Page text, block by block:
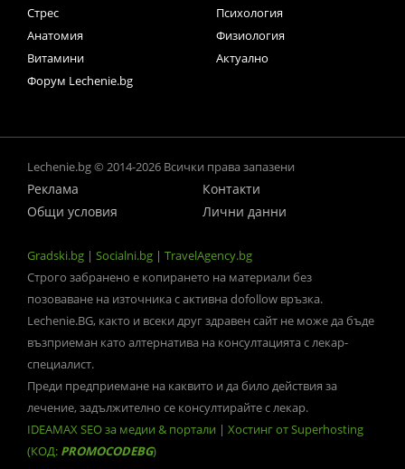
Стрес
Психология
Анатомия
Физиология
Витамини
Актуално
Форум Lechenie.bg
Lechenie.bg © 2014-2026 Всички права запазени
Реклама
Контакти
Общи условия
Лични данни
Gradski.bg | Socialni.bg | TravelAgency.bg
Строго забранено е копирането на материали без
позоваване на източника с активна dofollow връзка.
Lechenie.BG, както и всеки друг здравен сайт не може да бъде
възприеман като алтернатива на консултацията с лекар-
специалист.
Преди предприемане на каквито и да било действия за
лечение, задължително се консултирайте с лекар.
IDEAMAX SEO за медии & портали | Хостинг от Superhosting
(КОД: PROMOCODEBG)